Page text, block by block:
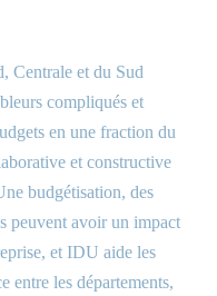
Centrale et du Sud
compliqués et
en une fraction du
et constructive
budgétisation, des
peuvent avoir un impact
et IDU aide les
entre les départements,